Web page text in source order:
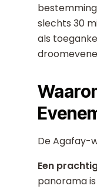
slechts 30
als
De Agafay-
Een
panorama